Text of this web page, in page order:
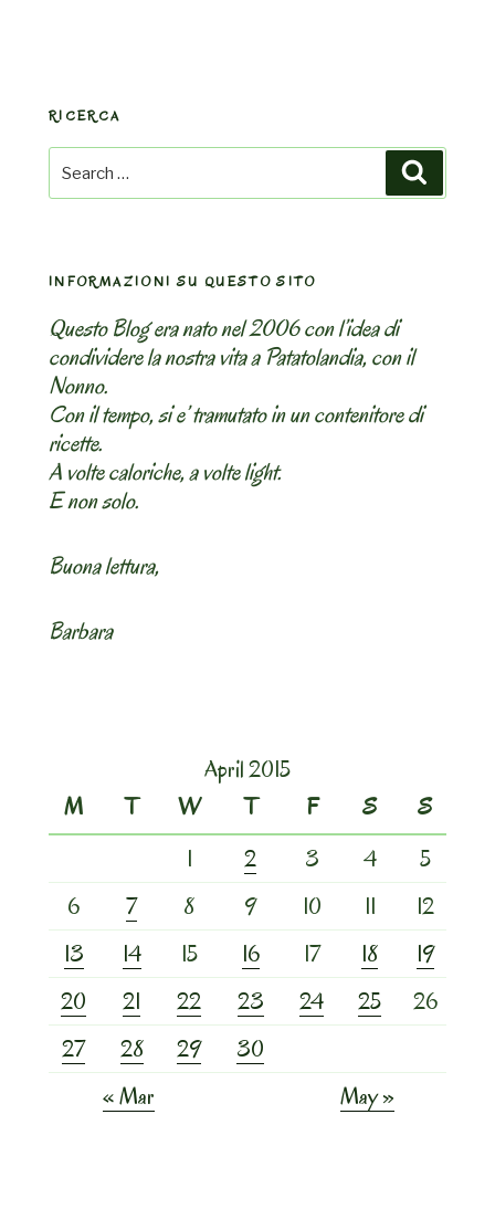
RICERCA
Search
for:
INFORMAZIONI SU QUESTO SITO
Questo Blog era nato nel 2006 con l’idea di
condividere la nostra vita a Patatolandia, con il
Nonno.
Con il tempo, si e’ tramutato in un contenitore di
ricette.
A volte caloriche, a volte light.
E non solo.
Buona lettura,
Barbara
April 2015
M
T W T F S
S
1
2 3 4
5
6
7 8 9 10 11
12
13
14 15 16 17 18
19
20
21 22 23 24 25
26
27
28 29
30
« Mar
May »